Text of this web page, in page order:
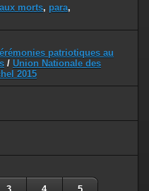
morts, para,
patriotiques au
/ Union Nationale des
2015